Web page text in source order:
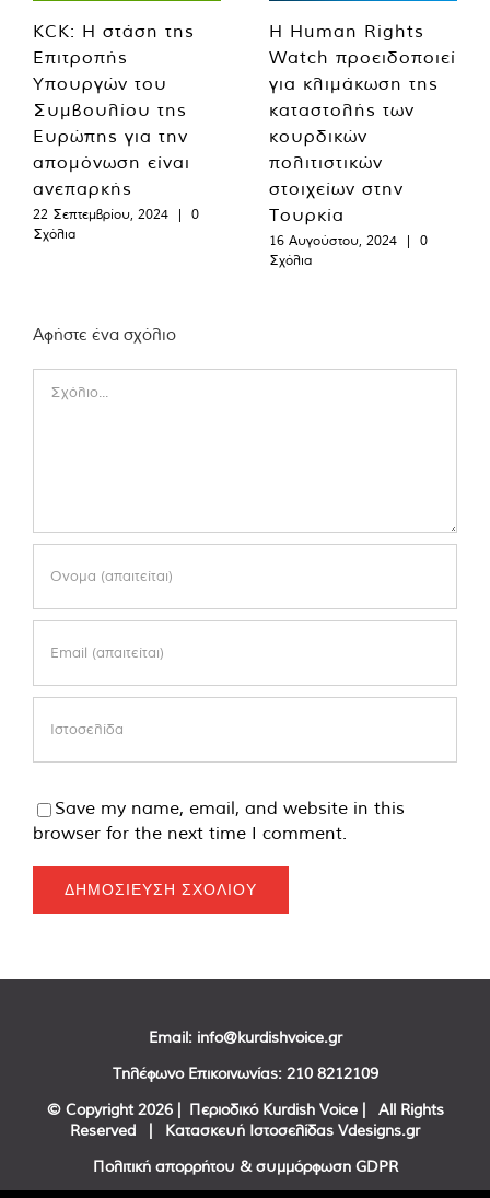
KCK: Η στάση της
Επιτροπής
Υπουργών του
Συμβουλίου της
Ευρώπης για την
απομόνωση είναι
ανεπαρκής
22 Σεπτεμβρίου, 2024 |
0
Σχόλια
Η Human Rights
Watch προειδοποιεί
για κλιμάκωση της
καταστολής των
κουρδικών
πολιτιστικών
στοιχείων στην
Τουρκία
16 Αυγούστου, 2024 |
0
Σχόλια
Αφήστε ένα σχόλιο
Save my name, email, and website in this
browser for the next time I comment.
Email: info@kurdishvoice.gr
Τηλέφωνο Επικοινωνίας: 210 8212109
© Copyright 2026 | Περιοδικό Kurdish Voice | All Rights
Reserved | Κατασκευή Ιστοσελίδας Vdesigns.gr
Πολιτική απορρήτου & συμμόρφωση GDPR